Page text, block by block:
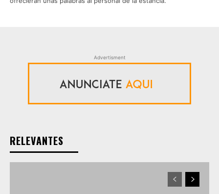
Advertisment
RELEVANTES